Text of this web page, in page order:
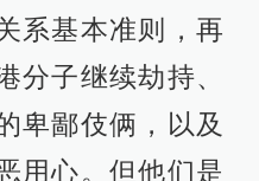
系基本准则，再
分子继续劫持、
卑鄙伎俩，以及
用心。但他们是